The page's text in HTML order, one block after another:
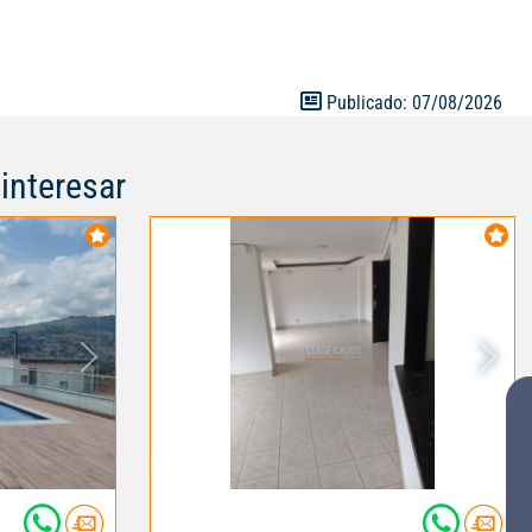
Publicado: 07/08/2026